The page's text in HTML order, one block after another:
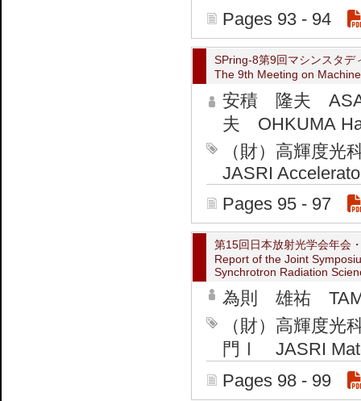
Pages 93 - 94
SPring-8第9回マシンスタデ
The 9th Meeting on
安積 隆夫
夫 OHKUMA
（財）高輝度
JASRI
Pages 95 - 97
第15回日本放射光学会年会
Report of the Joint
Synchrotron Radiation
為則 雄祐
（財）高輝度
門Ⅰ JASRI
Pages 98 - 99